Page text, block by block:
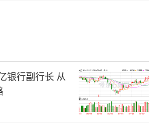
银行副行长 从